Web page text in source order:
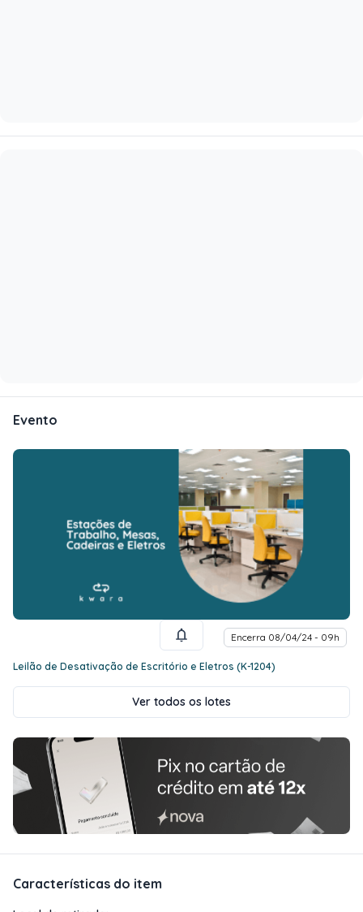
Evento
Encerra 08/04/24 - 09h
Leilão de Desativação de Escritório e Eletros (K-1204)
Ver todos os lotes
Características do item